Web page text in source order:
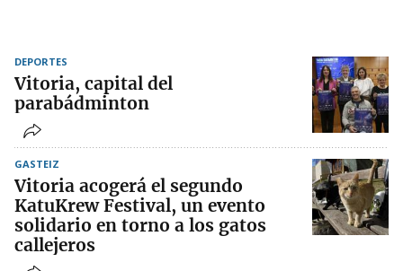
DEPORTES
Vitoria, capital del
parabádminton
GASTEIZ
Vitoria acogerá el segundo
KatuKrew Festival, un evento
solidario en torno a los gatos
callejeros